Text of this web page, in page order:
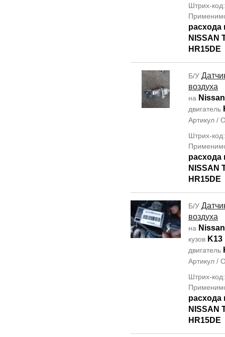
Штрих-
расхода
NISSAN
HR15DE
Б/У
воздуха
на
двигатель
Артикул /
Штрих-
расхода
NISSAN
HR15DE
Б/У
воздуха
на
кузов K13
двигатель
Артикул /
Штрих-
расхода
NISSAN
HR15DE